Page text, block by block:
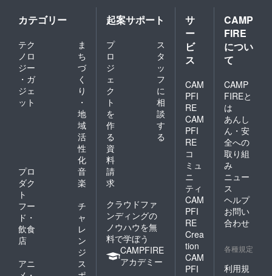
カテゴリー
テク
ノロ
ジー
・ガ
ジェ
ット
ま
ち
づ
く
り
・
地
域
活
性
化
プロ
ダク
ト
音
楽
フー
ド・
飲食
店
チ
ャ
レ
ン
ジ
アニ
ス
起案サポート
プ
ロ
ジ
ェ
ク
ト
を
作
る
ス
タ
ッ
フ
に
相
談
す
る
資
料
請
求
クラウドファ
ンディングの
ノウハウを無
料で学ぼう
CAMPFIRE
アカデミー
サ
ー
ビ
ス
CAM
PFI
RE
CAM
PFI
RE
コ
ミュ
ニ
ティ
CAM
PFI
RE
Crea
tion
CAM
PFI
CAMP
FIRE
につい
て
CAMP
FIREと
は
あんし
ん・安
全への
取り組
み
ニュー
ス
ヘルプ
お問い
合わせ
各種規定
利用規